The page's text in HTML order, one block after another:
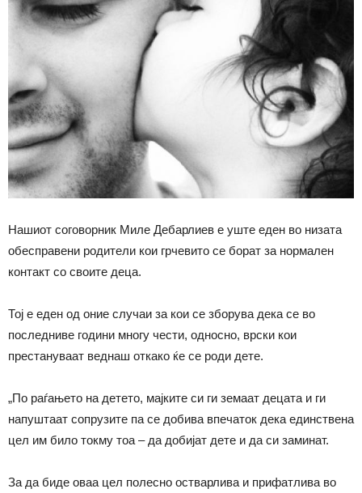
Нашиот соговорник Миле Дебарлиев е уште еден во низата
обесправени родители кои грчевито се борат за нормален
контакт со своите деца.
Тој е еден од оние случаи за кои се зборува дека се во
последниве години многу чести, односно, врски кои
престануваат веднаш откако ќе се роди дете.
„По раѓањето на детето, мајките си ги земаат децата и ги
напуштаат сопрузите па се добива впечаток дека единствена
цел им било токму тоа – да добијат дете и да си заминат.
За да биде оваа цел полесно остварлива и прифатлива во